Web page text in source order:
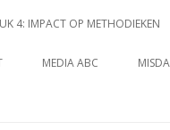
4: IMPACT OP METHODIEKEN
MEDIA ABC